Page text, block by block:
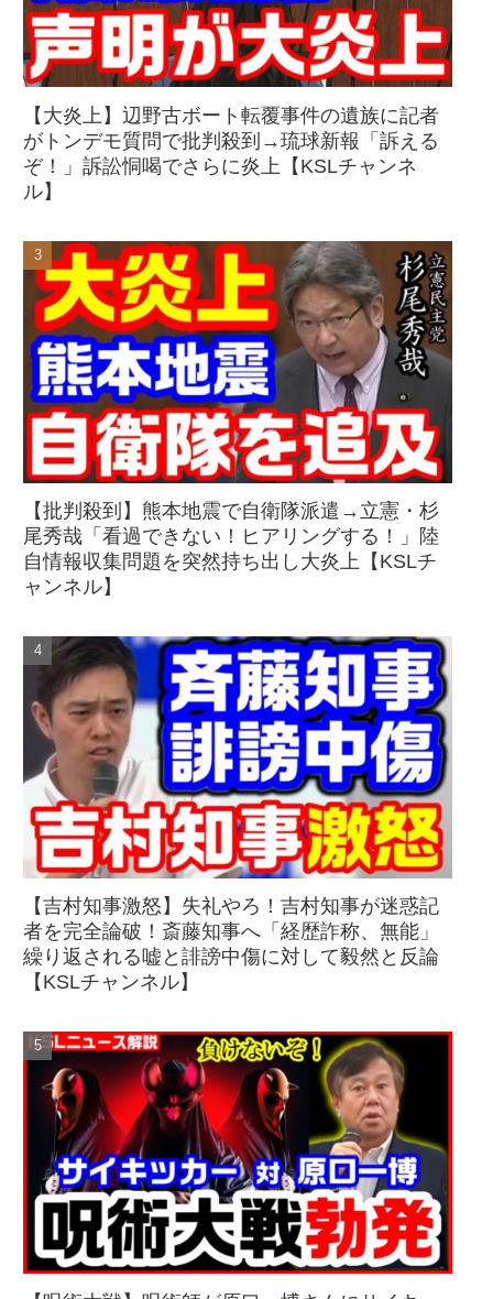
【大炎上】辺野古ボート転覆事件の遺族に記者
がトンデモ質問で批判殺到→琉球新報「訴える
ぞ！」訴訟恫喝でさらに炎上【KSLチャンネ
ル】
【批判殺到】熊本地震で自衛隊派遣→立憲・杉
尾秀哉「看過できない！ヒアリングする！」陸
自情報収集問題を突然持ち出し大炎上【KSLチ
ャンネル】
【吉村知事激怒】失礼やろ！吉村知事が迷惑記
者を完全論破！斎藤知事へ「経歴詐称、無能」
繰り返される嘘と誹謗中傷に対して毅然と反論
【KSLチャンネル】